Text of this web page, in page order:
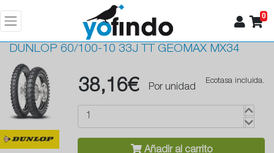
0
DUNLOP 60/100-10 33J TT GEOMAX MX34
38,16€ Por unidad
Ecotasa incluida.
Añadir al carrito